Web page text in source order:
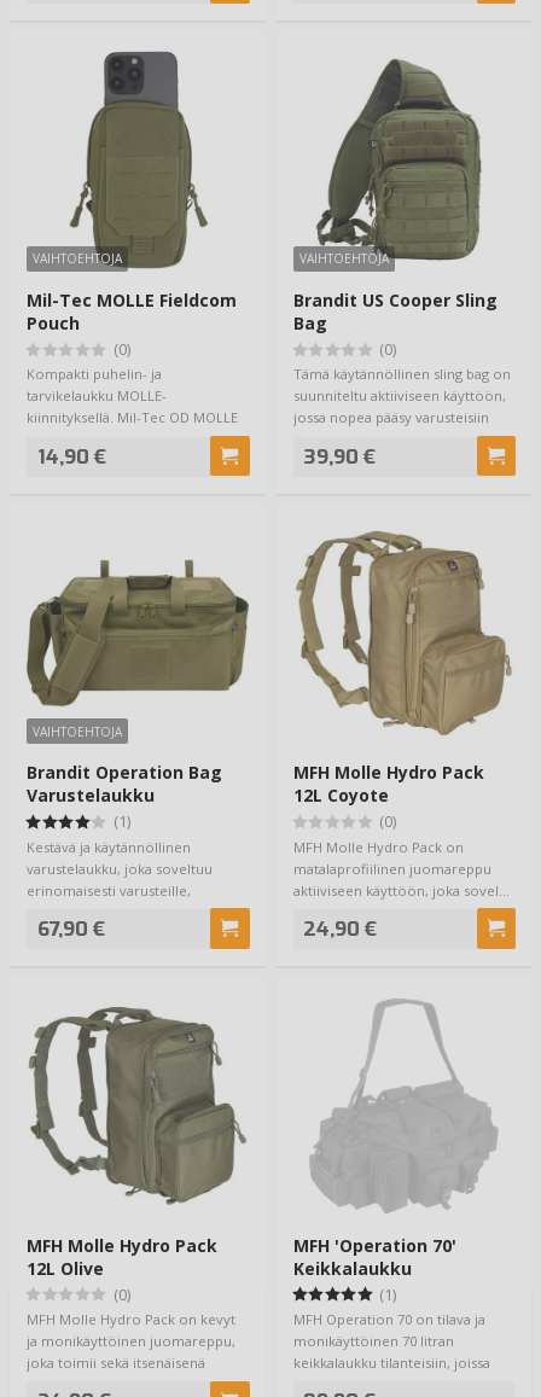
VAIHTOEHTOJA
Mil-Tec MOLLE Fieldcom
Pouch
(0)
Kompakti puhelin- ja
tarvikelaukku MOLLE-
kiinnityksellä. Mil-Tec OD MOLLE
Fieldcom Pouch on pieni mu…
14,90 €
VAIHTOEHTOJA
Brandit US Cooper Sling
Bag
(0)
Tämä käytännöllinen sling bag on
suunniteltu aktiiviseen käyttöön,
jossa nopea pääsy varusteisiin
39,90 €
VAIHTOEHTOJA
Brandit Operation Bag
Varustelaukku
(1)
Kestävä ja käytännöllinen
varustelaukku, joka soveltuu
erinomaisesti varusteille,
67,90 €
MFH Molle Hydro Pack
12L Coyote
(0)
MFH Molle Hydro Pack on
matalaprofiilinen juomareppu
aktiiviseen käyttöön, joka sovel…
24,90 €
MFH Molle Hydro Pack
12L Olive
(0)
MFH Molle Hydro Pack on kevyt
ja monikäyttöinen juomareppu,
joka toimii sekä itsenäisenä
MFH 'Operation 70'
Keikkalaukku
(1)
MFH Operation 70 on tilava ja
monikäyttöinen 70 litran
keikkalaukku tilanteisiin, joissa